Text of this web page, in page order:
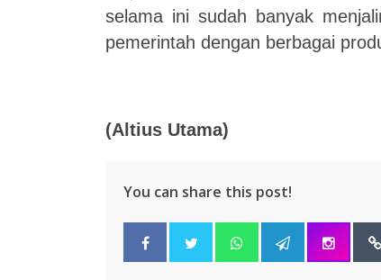
selama ini sudah banyak
pemerintah dengan berbagai
(Altius Utama)
You can share this post!